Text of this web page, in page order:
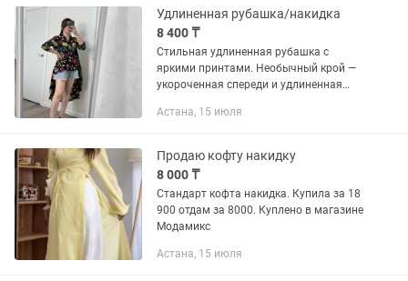
Удлиненная рубашка/накидка
8 400 ₸
Стильная удлиненная рубашка с
яркими принтами. Необычный крой —
укороченная спереди и удлиненная
эффектным. Благодаря сочетанию
Астана, 15 июля
Продаю кофту накидку
8 000 ₸
Стандарт кофта накидка. Купила за 18
900 отдам за 8000. Куплено в магазине
Модамикс
Астана, 15 июля